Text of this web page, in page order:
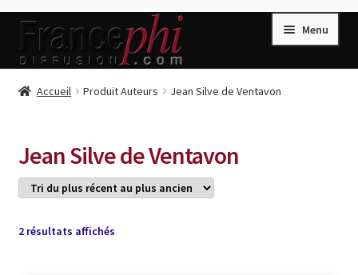
Aller
la
Aller
contenu
Menu
Accueil
Conditions de Vente
Connection
Accueil Produit Auteurs Jean Silve de Ventavon
Jean Silve de Ventavon
2 résultats affichésTrié